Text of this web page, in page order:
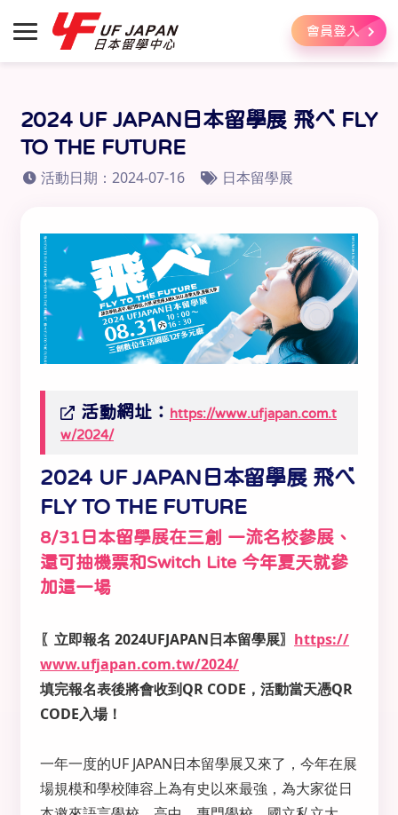
會員登入
2024 UF JAPAN日本留學展 飛べ FLY
TO THE FUTURE
活動日期：2024-07-16 日本留學展
活動網址：
https://www.ufjapan.com.t
w/2024/
2024 UF JAPAN日本留學展 飛べ
FLY TO THE FUTURE
8/31日本留學展在三創 一流名校參展、
還可抽機票和Switch Lite 今年夏天就參
加這一場
〖立即報名 2024UFJAPAN日本留學展〗 https://
www.ufjapan.com.tw/2024/
填完報名表後將會收到QR CODE，活動當天憑QR
CODE入場！
一年一度的UF JAPAN日本留學展又來了，今年在展
場規模和學校陣容上為有史以來最強，為大家從日